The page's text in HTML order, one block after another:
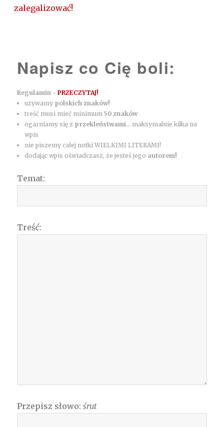
zalegalizować!
Napisz co Cię boli:
Regulamin -PRZECZYTAJ!
używamy polskich znaków!
treść musi mieć minimum50 znaków
ogarniamy się z przekleństwami... maksymalnie kilka na
wpis
nie piszemy całej notki WIELKIMI LITERAMI!
dodając wpis oświadczasz, że jesteś jego autorem!
Temat:
Treść:
Przepisz słowo:śrut